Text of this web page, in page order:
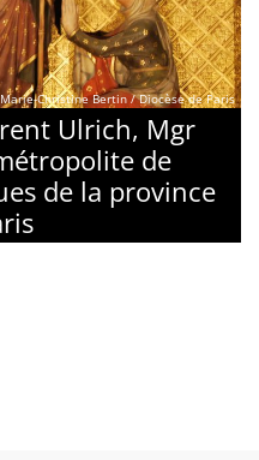
Christine Bertin / Diocèse de Paris
Ulrich, Mgr
de
de la province